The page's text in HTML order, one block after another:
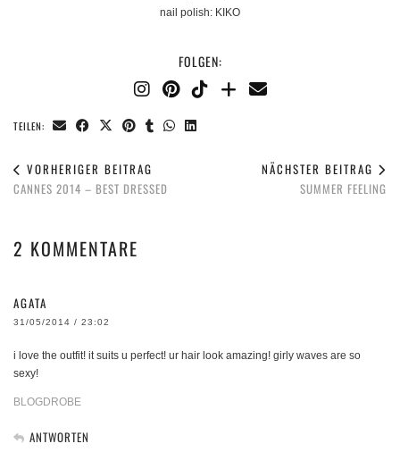
nail polish: KIKO
FOLGEN:
TEILEN:
VORHERIGER BEITRAG
CANNES 2014 – BEST DRESSED
NÄCHSTER BEITRAG
SUMMER FEELING
2 KOMMENTARE
AGATA
31/05/2014 / 23:02
i love the outfit! it suits u perfect! ur hair look amazing! girly waves are so
sexy!
BLOGDROBE
ANTWORTEN